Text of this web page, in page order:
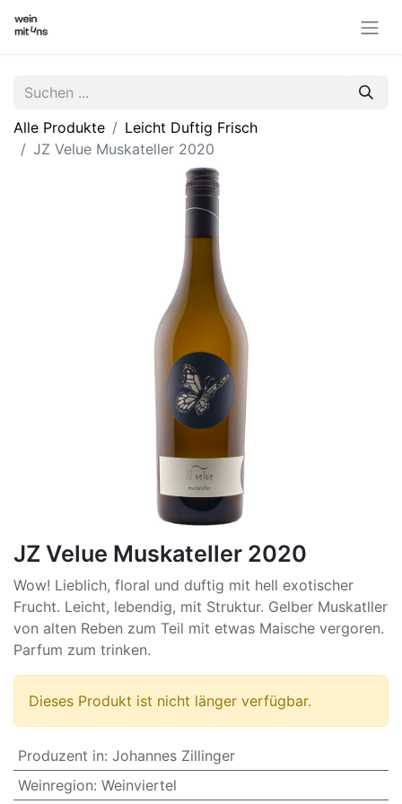
Alle Produkte
Leicht Duftig Frisch
JZ Velue Muskateller 2020
JZ Velue Muskateller 2020
Wow! Lieblich, floral und duftig mit hell exotischer
Frucht. Leicht, lebendig, mit Struktur. Gelber Muskatller
von alten Reben zum Teil mit etwas Maische vergoren.
Parfum zum trinken.
Dieses Produkt ist nicht länger verfügbar.
Produzent in: Johannes Zillinger
Weinregion: Weinviertel